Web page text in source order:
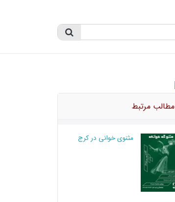
مطالب مرتبط
مثنوی خوانی در کرج